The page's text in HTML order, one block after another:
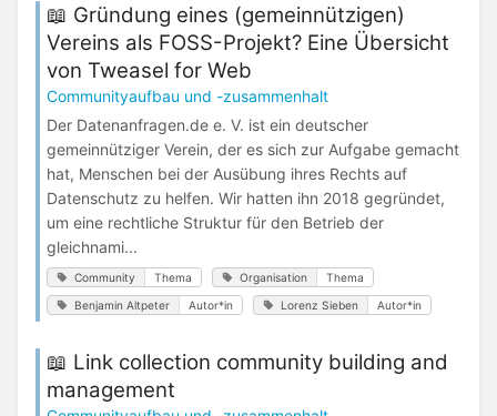
📖 Gründung eines (gemeinnützigen)
Vereins als FOSS-Projekt? Eine Übersicht
von Tweasel for Web
Communityaufbau und -zusammenhalt
Der Datenanfragen.de e. V. ist ein deutscher
gemeinnütziger Verein, der es sich zur Aufgabe gemacht
hat, Menschen bei der Ausübung ihres Rechts auf
Datenschutz zu helfen. Wir hatten ihn 2018 gegründet,
um eine rechtliche Struktur für den Betrieb der
gleichnami...
Community Thema Organisation Thema
Benjamin Altpeter Autor*in Lorenz Sieben Autor*in
📖 Link collection community building and
management